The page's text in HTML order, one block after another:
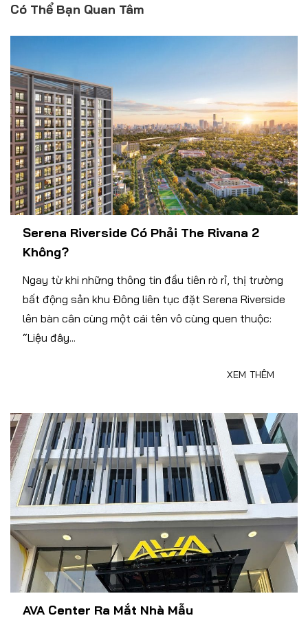
Có Thể Bạn Quan Tâm
Serena Riverside Có Phải The Rivana 2
Không?
Ngay từ khi những thông tin đầu tiên rò rỉ, thị trường
bất động sản khu Đông liên tục đặt Serena Riverside
lên bàn cân cùng một cái tên vô cùng quen thuộc:
“Liệu đây...
XEM THÊM
AVA Center Ra Mắt Nhà Mẫu